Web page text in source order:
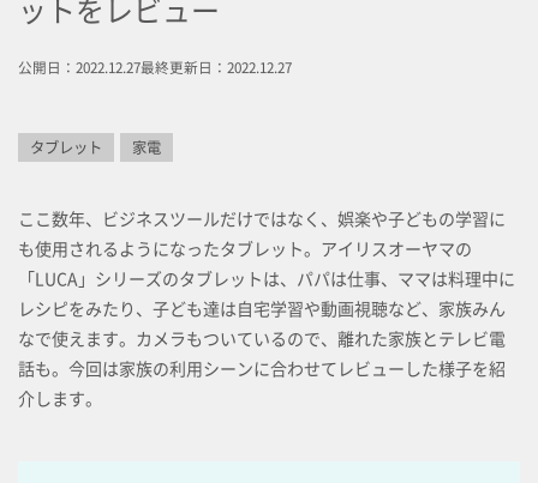
ットをレビュー
公開日：2022.12.27最終更新日：2022.12.27
タブレット 家電
ここ数年、ビジネスツールだけではなく、娯楽や子どもの学習に
も使用されるようになったタブレット。アイリスオーヤマの
「LUCA」シリーズのタブレットは、パパは仕事、ママは料理中に
レシピをみたり、子ども達は自宅学習や動画視聴など、家族みん
なで使えます。カメラもついているので、離れた家族とテレビ電
話も。今回は家族の利用シーンに合わせてレビューした様子を紹
介します。